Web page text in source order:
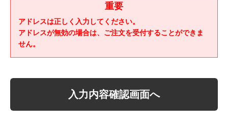
個人情報の第三者提供
当社は、個人情報保護法等の法令に定めのある場合を除
プライバシーポリシーの変更
重要
アドレスは正しく入力してください。
アドレスが無効の場合は、ご注文を受付することができま
せん。
入力内容確認画面へ